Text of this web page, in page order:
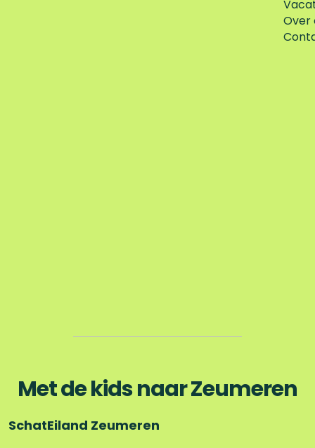
Over
Met de kids naar Zeumeren
SchatEiland Zeumeren